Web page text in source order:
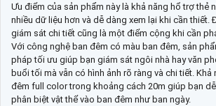
Ưu điểm của sản phẩm này là khả năng hổ trợ thẻ
nhiều dữ liệu hơn và dễ dàng xem lại khi cần thiết.
giám sát chi tiết cũng là một điểm cộng khi cần
Với công nghệ ban đêm có màu ban đêm, sản
pháp tối ưu giúp bạn giám sát ngôi nhà hay văn
buổi tối mà vẫn có hình ảnh rõ ràng và chi tiết.
đêm full color trong khoảng cách 20m giúp bạn
phân biệt vật thể vào ban đêm như ban ngày.